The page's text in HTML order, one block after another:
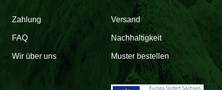
Zahlung Versand
FAQ Nachhaltigkeit
Wir über uns Muster bestellen